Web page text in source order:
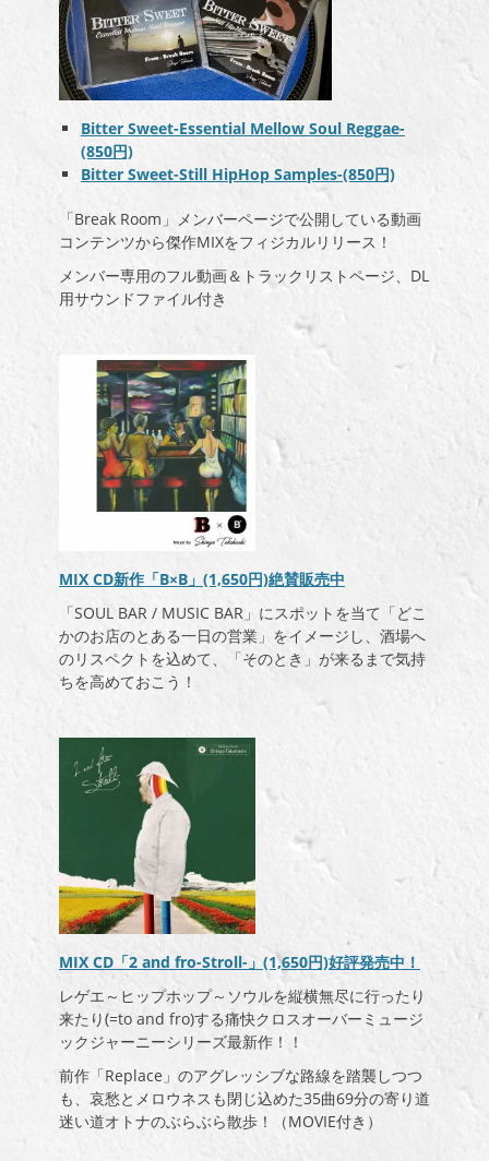
Bitter Sweet-Essential Mellow Soul Reggae-
(850円)
Bitter Sweet-Still HipHop Samples-(850円)
「Break Room」メンバーページで公開している動画
コンテンツから傑作MIXをフィジカルリリース！
メンバー専用のフル動画＆トラックリストページ、DL
用サウンドファイル付き
MIX CD新作「B×B」(1,650円)絶賛販売中
「SOUL BAR / MUSIC BAR」にスポットを当て「どこ
かのお店のとある一日の営業」をイメージし、酒場へ
のリスペクトを込めて、「そのとき」が来るまで気持
ちを高めておこう！
MIX CD「2 and fro-Stroll-」(1,650円)好評発売中！
レゲエ～ヒップホップ～ソウルを縦横無尽に行ったり
来たり(=to and fro)する痛快クロスオーバーミュージ
ックジャーニーシリーズ最新作！！
前作「Replace」のアグレッシブな路線を踏襲しつつ
も、哀愁とメロウネスも閉じ込めた35曲69分の寄り道
迷い道オトナのぶらぶら散歩！（MOVIE付き）